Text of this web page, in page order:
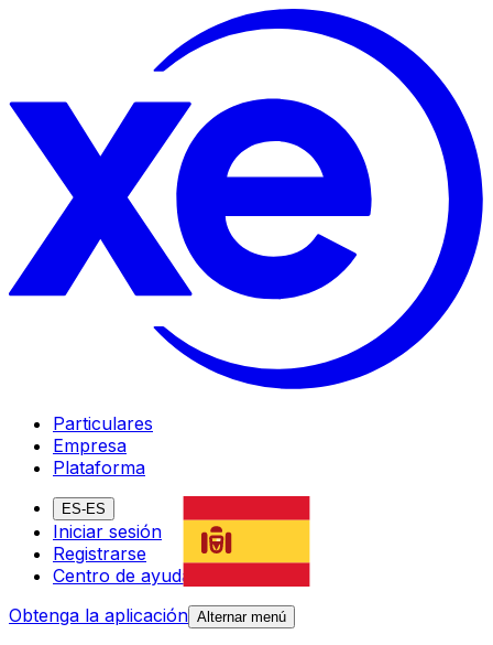
Particulares
Empresa
Plataforma
ES-ES
Iniciar sesión
Registrarse
Centro de ayuda
Obtenga la aplicación Alternar menú